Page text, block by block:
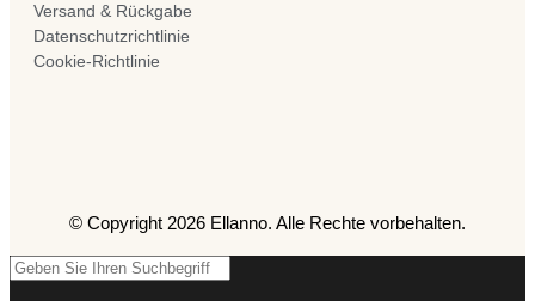
Versand & Rückgabe
Datenschutzrichtlinie
Cookie-Richtlinie
© Copyright 2026 Ellanno. Alle Rechte vorbehalten.